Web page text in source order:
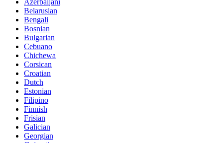
Belarusian
Bengali
Bosnian
Bulgarian
Cebuano
Chichewa
Corsican
Croatian
Dutch
Estonian
Filipino
Finnish
Frisian
Galician
Georgian